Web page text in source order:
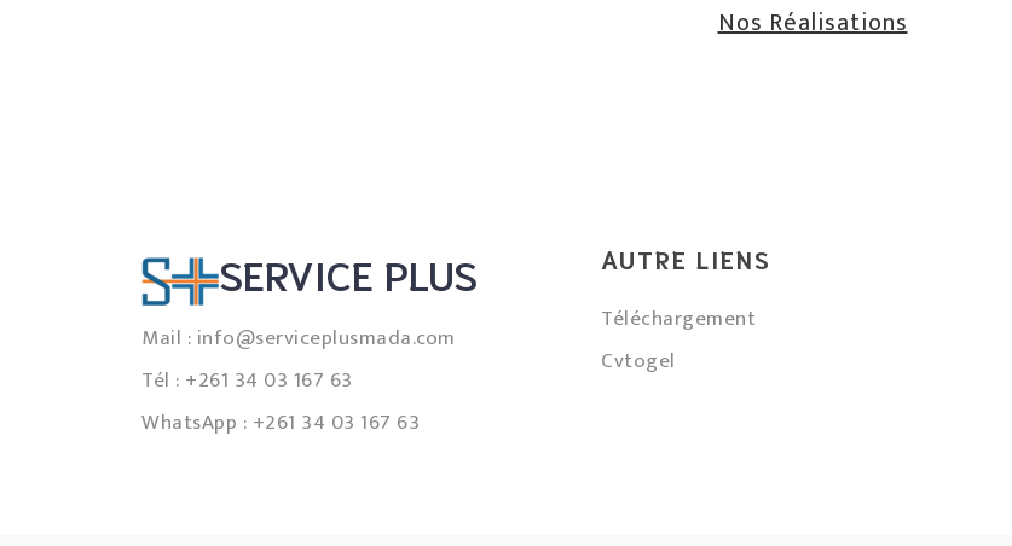
Nos Réalisations
SERVICE PLUS
Mail : info@serviceplusmada.com
Tél : +261 34 03 167 63
WhatsApp : +261 34 03 167 63
AUTRE LIENS
Téléchargement
Cvtogel